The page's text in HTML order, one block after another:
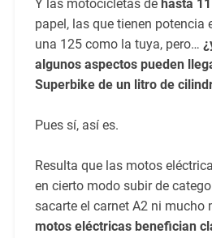
Y las motocicletas de hasta
papel, las que tienen potencia
una 125 como la tuya, pero…
algunos aspectos pueden
Superbike de un litro de
Pues sí, así es.
Resulta que las motos
en cierto modo subir de
sacarte el carnet A2 ni mucho
motos eléctricas benefician